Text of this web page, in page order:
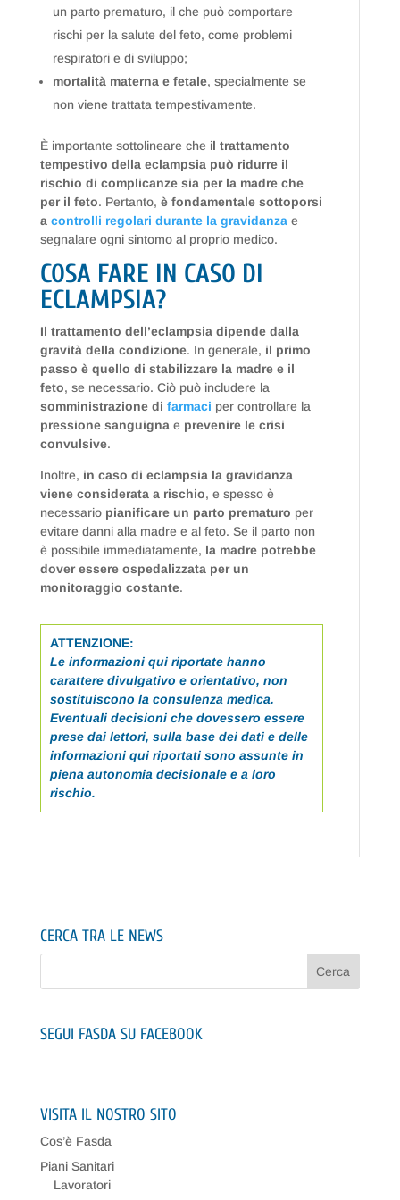
un parto prematuro, il che può comportare
rischi per la salute del feto, come problemi
respiratori e di sviluppo;
mortalità materna e fetale, specialmente se
non viene trattata tempestivamente.
È importante sottolineare che il trattamento
tempestivo della eclampsia può ridurre il
rischio di complicanze sia per la madre che
per il feto. Pertanto, è fondamentale sottoporsi
a controlli regolari durante la gravidanza e
segnalare ogni sintomo al proprio medico.
COSA FARE IN CASO DI
ECLAMPSIA?
Il trattamento dell’eclampsia dipende dalla
gravità della condizione. In generale, il primo
passo è quello di stabilizzare la madre e il
feto, se necessario. Ciò può includere la
somministrazione di farmaci per controllare la
pressione sanguignae prevenire le crisi
convulsive.
Inoltre, in caso di eclampsia la gravidanza
viene considerata a rischio, e spesso è
necessario pianificare un parto prematuro per
evitare danni alla madre e al feto. Se il parto non
è possibile immediatamente, la madre potrebbe
dover essere ospedalizzata per un
monitoraggio costante.
ATTENZIONE:
Le informazioni qui riportate hanno
carattere divulgativo e orientativo, non
sostituiscono la consulenza medica.
Eventuali decisioni che dovessero essere
prese dai lettori, sulla base dei dati e delle
informazioni qui riportati sono assunte in
piena autonomia decisionale e a loro
rischio.
CERCA TRA LE NEWS
SEGUI FASDA SU FACEBOOK
VISITA IL NOSTRO SITO
Cos’è Fasda
Piani Sanitari
Lavoratori